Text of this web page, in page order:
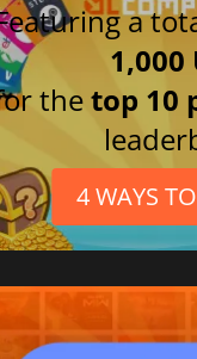
a
1,000
thetop 10
4 WAYS